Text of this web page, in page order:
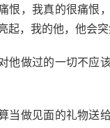
恨，我真的很痛恨
起，我的他，他会
他做过的一切不应
当做见面的礼物送